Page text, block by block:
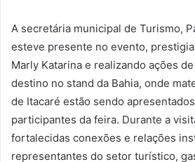
A secretária municipal de Turismo,
esteve presente no evento,
Marly Katarina e realizando ações
destino no stand da Bahia, onde
de Itacaré estão sendo
participantes da feira. Durante a
fortalecidas conexões e relações
representantes do setor turístico,